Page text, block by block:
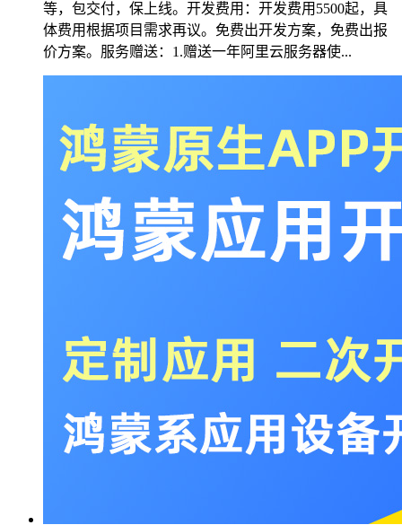
等，包交付，保上线。开发费用：开发费用5500起，具
体费用根据项目需求再议。免费出开发方案，免费出报
价方案。服务赠送：1.赠送一年阿里云服务器使...